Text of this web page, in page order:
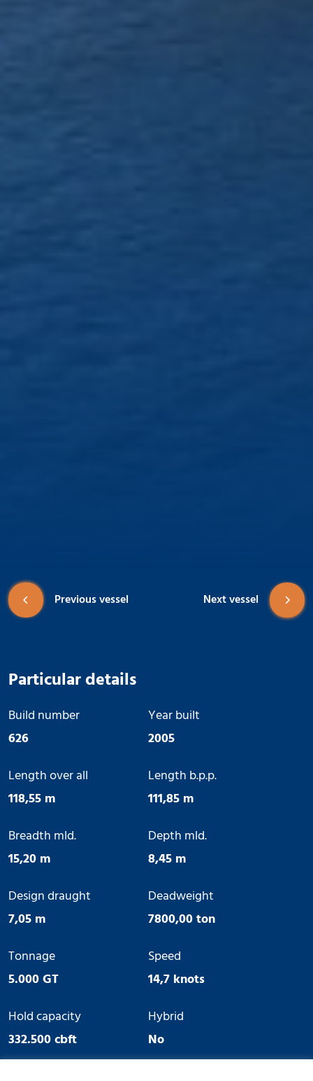
Previous vessel Next vessel
Particular details
Build number
626
Year built
2005
Length over all
118,55 m
Length b.p.p.
111,85 m
Breadth mld.
15,20 m
Depth mld.
8,45 m
Design draught
7,05 m
Deadweight
7800,00 ton
Tonnage
5.000 GT
Speed
14,7 knots
Hold capacity
332.500 cbft
Hybrid
No